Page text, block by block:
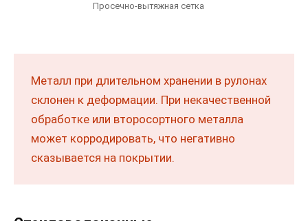
Просечно-вытяжная сетка
Металл при длительном хранении в рулонах
склонен к деформации. При некачественной
обработке или второсортного металла
может корродировать, что негативно
сказывается на покрытии.